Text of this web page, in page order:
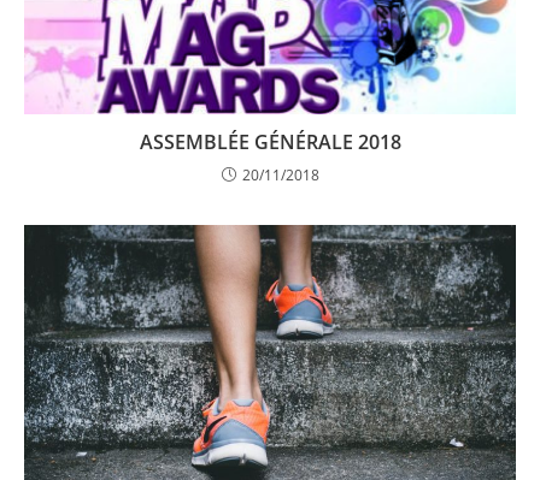
ASSEMBLÉE GÉNÉRALE 2018
20/11/2018